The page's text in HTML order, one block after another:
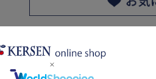
レビューはありません